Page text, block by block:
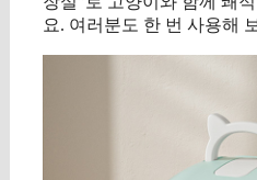
요. 여러분도 한 번 사용해